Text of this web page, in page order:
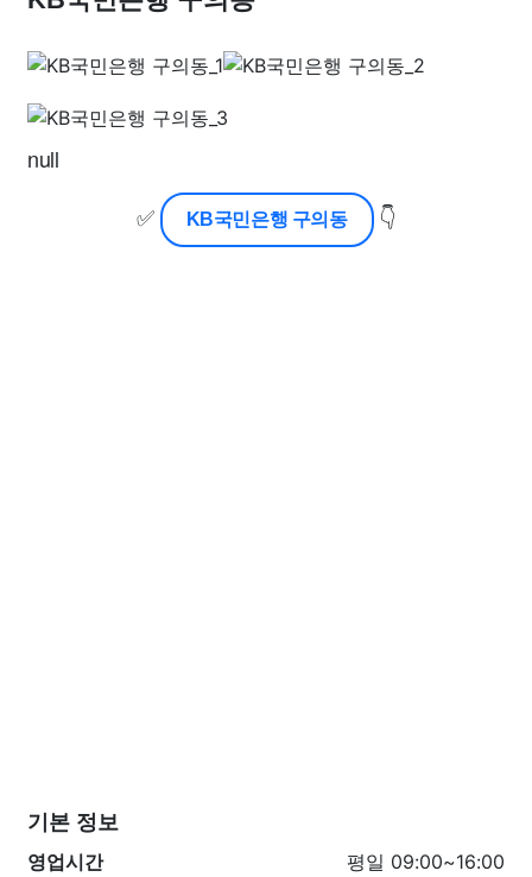
null
✅
KB국민은행 구의동 👇
기본 정보
영업시간
평일 09:00~16:00